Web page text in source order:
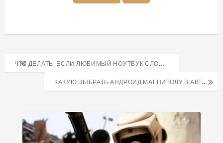
Навигация
по
записям
ЧТО ДЕЛАТЬ, ЕСЛИ ЛЮБИМЫЙ НОУТБУК СЛОМАЛСЯ?
КАКУЮ ВЫБРАТЬ АНДРОИД МАГНИТОЛУ В АВТОМОБИЛЬ?